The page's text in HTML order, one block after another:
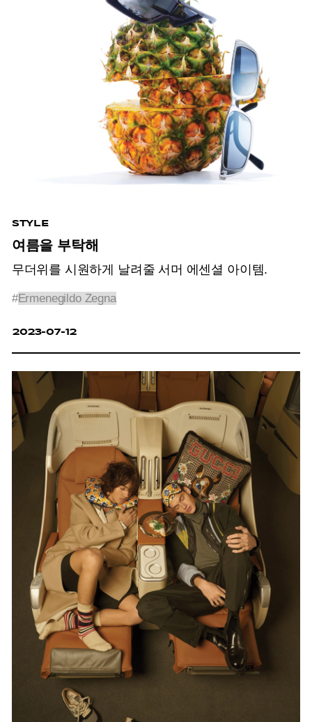
STYLE
여름을 부탁해
무더위를 시원하게 날려줄 서머 에센셜 아이템.
#Ermenegildo Zegna
2023-07-12